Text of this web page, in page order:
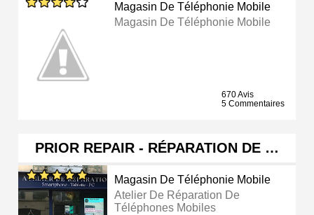
Magasin De Téléphonie Mobile
Magasin De Téléphonie Mobile
670 Avis
5 Commentaires
PRIOR REPAIR - RÉPARATION DE …
Magasin De Téléphonie Mobile
Atelier De Réparation De
Téléphones Mobiles